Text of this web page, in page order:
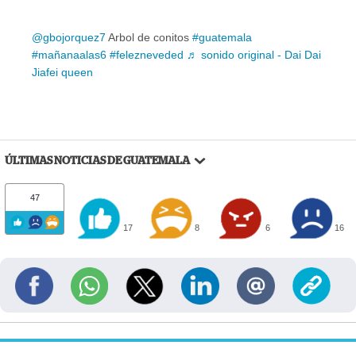
@gbojorquez7 Arbol de conitos #guatemala
#mañanaalas6 #felezneveded ♬ sonido original - Dai Dai
Jiafei queen
ÚLTIMAS NOTICIAS DE GUATEMALA
47
17 8 6 16